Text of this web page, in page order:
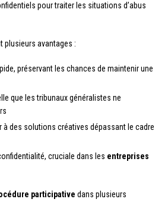
pour traiter les situations d’abus
plusieurs avantages :
préservant les chances de maintenir une
que les tribunaux généralistes ne
à des solutions créatives dépassant le cadre
cruciale dans les entreprises
participative dans plusieurs